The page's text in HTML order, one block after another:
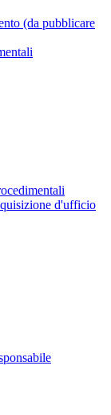
(da pubblicare
d'ufficio